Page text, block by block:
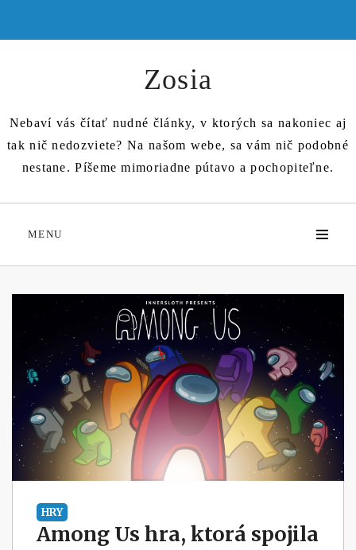
content
Zosia
Nebaví vás čítať nudné články, v ktorých sa nakoniec aj
tak nič nedozviete? Na našom webe, sa vám nič podobné
nestane. Píšeme mimoriadne pútavo a pochopiteľne.
MENU
HRY
Among Us hra, ktorá spojila